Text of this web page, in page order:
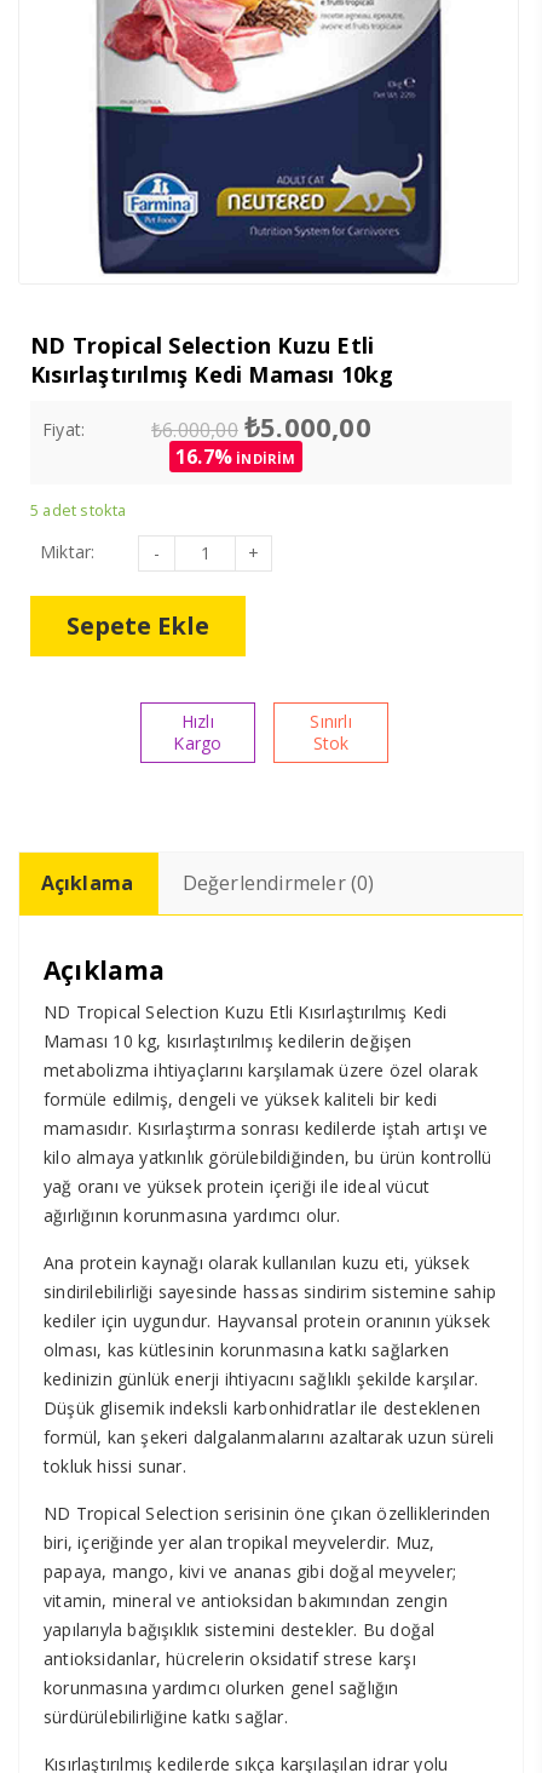
ND Tropical Selection Kuzu Etli
Kısırlaştırılmış Kedi Maması 10kg
Fiyat: ₺6.000,00 Orijinal
fiyat:
₺6.000,00.
₺5.000,00Şu
16.7% İNDİRİM
5 adet stokta
Miktar: ND
Tropical
Selection
Kuzu
Kısırlaştırılmış
Maması
Sepete Ekle
Hızlı
Kargo
Sınırlı
Stok
Açıklama Değerlendirmeler (0)
Açıklama
ND Tropical Selection Kuzu Etli Kısırlaştırılmış Kedi
Maması 10 kg, kısırlaştırılmış kedilerin değişen
metabolizma ihtiyaçlarını karşılamak üzere özel olarak
formüle edilmiş, dengeli ve yüksek kaliteli bir kedi
mamasıdır. Kısırlaştırma sonrası kedilerde iştah artışı ve
kilo almaya yatkınlık görülebildiğinden, bu ürün kontrollü
yağ oranı ve yüksek protein içeriği ile ideal vücut
ağırlığının korunmasına yardımcı olur.
Ana protein kaynağı olarak kullanılan kuzu eti, yüksek
sindirilebilirliği sayesinde hassas sindirim sistemine sahip
kediler için uygundur. Hayvansal protein oranının yüksek
olması, kas kütlesinin korunmasına katkı sağlarken
kedinizin günlük enerji ihtiyacını sağlıklı şekilde karşılar.
Düşük glisemik indeksli karbonhidratlar ile desteklenen
formül, kan şekeri dalgalanmalarını azaltarak uzun süreli
tokluk hissi sunar.
ND Tropical Selection serisinin öne çıkan özelliklerinden
biri, içeriğinde yer alan tropikal meyvelerdir. Muz,
papaya, mango, kivi ve ananas gibi doğal meyveler;
vitamin, mineral ve antioksidan bakımından zengin
yapılarıyla bağışıklık sistemini destekler. Bu doğal
antioksidanlar, hücrelerin oksidatif strese karşı
korunmasına yardımcı olurken genel sağlığın
sürdürülebilirliğine katkı sağlar.
Kısırlaştırılmış kedilerde sıkça karşılaşılan idrar yolu